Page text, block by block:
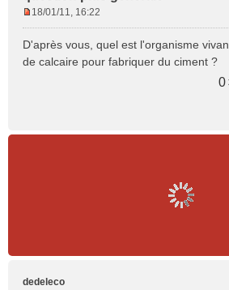
s
s
18/01/11, 16:22
D'après vous, quel est l'organisme
de calcaire pour fabriquer du ciment ?
0
dedeleco